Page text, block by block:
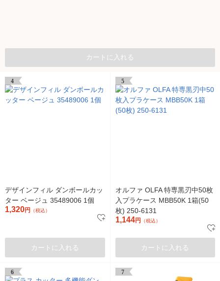
カートに入れる
4
デザインフィル ダンボールカッ
ター ベージュ 35489006 1個
1,320円 （税込）
カートに入れる
5
オルファ OLFA 特専黒刃中50枚
入プラケース MBB50K 1箱(50
枚) 250-6131
1,144円 （税込）
カートに入れる
6 7